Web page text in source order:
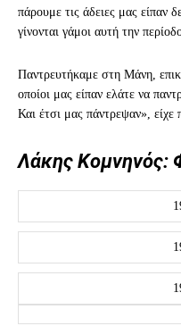
πάρουμε τις άδειες μας είπαν
γίνονται γάμοι αυτή την
Παντρευτήκαμε στη Μάνη,
οποίοι μας είπαν ελάτε να
Και έτσι μας πάντρεψαν», είχε
Λάκης Κομνηνός: